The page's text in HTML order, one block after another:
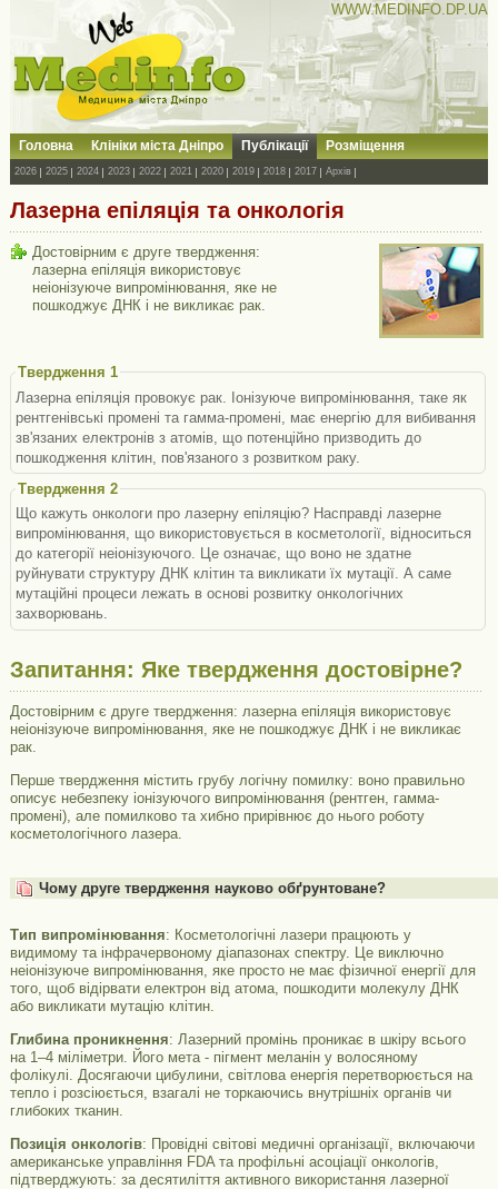
WWW.MEDINFO.DP.UA
Головна Клініки міста Дніпро Публікації Розміщення
2026 2025 2024 2023 2022 2021 2020 2019 2018 2017 Архів
Лазерна епіляція та онкологія
Достовірним є друге твердження:
лазерна епіляція використовує
неіонізуюче випромінювання, яке не
пошкоджує ДНК і не викликає рак.
Твердження 1
Лазерна епіляція провокує рак. Іонізуюче випромінювання, таке як
рентгенівські промені та гамма-промені, має енергію для вибивання
зв'язаних електронів з атомів, що потенційно призводить до
пошкодження клітин, пов'язаного з розвитком раку.
Твердження 2
Що кажуть онкологи про лазерну епіляцію? Насправді лазерне
випромінювання, що використовується в косметології, відноситься
до категорії неіонізуючого. Це означає, що воно не здатне
руйнувати структуру ДНК клітин та викликати їх мутації. А саме
мутаційні процеси лежать в основі розвитку онкологічних
захворювань.
Запитання: Яке твердження достовірне?
Достовірним є друге твердження: лазерна епіляція використовує
неіонізуюче випромінювання, яке не пошкоджує ДНК і не викликає
рак.
Перше твердження містить грубу логічну помилку: воно правильно
описує небезпеку іонізуючого випромінювання (рентген, гамма-
промені), але помилково та хибно прирівнює до нього роботу
косметологічного лазера.
Чому друге твердження науково обґрунтоване?
Тип випромінювання: Косметологічні лазери працюють у
видимому та інфрачервоному діапазонах спектру. Це виключно
неіонізуюче випромінювання, яке просто не має фізичної енергії для
того, щоб відірвати електрон від атома, пошкодити молекулу ДНК
або викликати мутацію клітин.
Глибина проникнення: Лазерний промінь проникає в шкіру всього
на 1–4 міліметри. Його мета - пігмент меланін у волосяному
фолікулі. Досягаючи цибулини, світлова енергія перетворюється на
тепло і розсіюється, взагалі не торкаючись внутрішніх органів чи
глибоких тканин.
Позиція онкологів: Провідні світові медичні організації, включаючи
американське управління FDA та профільні асоціації онкологів,
підтверджують: за десятиліття активного використання лазерної